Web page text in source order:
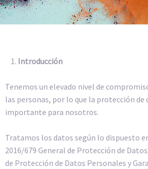
Introducción
Tenemos un elevado nivel de
las personas, por lo que la protección de
importante para nosotros.
Tratamos los datos según lo dispuesto
2016/679 General de Protección de
de Protección de Datos Personales y